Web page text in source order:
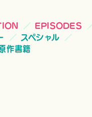
EPISODES
スペシャル
作書籍